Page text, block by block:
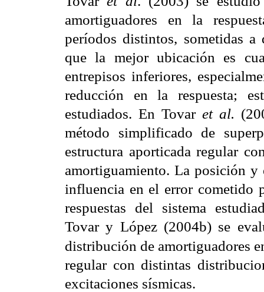
amortiguadores en la
períodos distintos, sometidas
que la mejor ubicación es
entrepisos inferiores,
reducción en la respuesta;
estudiados. En Tovar et al.
método simplificado de
estructura aporticada regular
amortiguamiento. La posición
influencia en el error cometido
respuestas del sistema
Tovar y López (2004b) se
distribución de amortiguadores
regular con distintas
excitaciones sísmicas.